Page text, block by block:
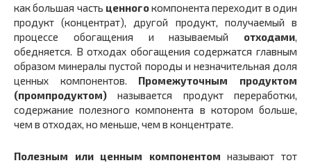
как большая часть ценногокомпонента переходит в один
продукт (концентрат), другой продукт, получаемый в
процессе обогащения и называемый отходами,
обедняется. В отходах обогащения содержатся главным
образом минералы пустой породы и незначительная доля
ценных компонентов. Промежуточным продуктом
(промпродуктом) называется продукт переработки,
содержание полезного компонента в котором больше,
чем в отходах, но меньше, чем в концентрате.
Полезным или ценным компонентом называют тот